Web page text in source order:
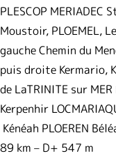
PLESCOP MERIADEC
Moustoir, PLOEMEL,
gauche Chemin du
puis droite Kermario,
de LaTRINITE sur
Kerpenhir
Kénéah PLOEREN
89 km – D+ 547 m